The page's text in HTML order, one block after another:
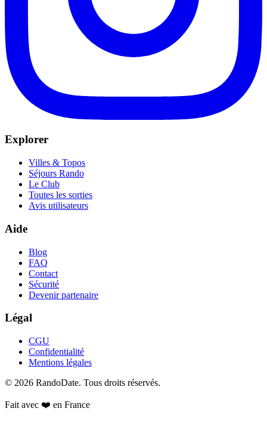
Explorer
Villes & Topos
Séjours Rando
Le Club
Toutes les sorties
Avis utilisateurs
Aide
Blog
FAQ
Contact
Sécurité
Devenir partenaire
Légal
CGU
Confidentialité
Mentions légales
© 2026 RandoDate. Tous droits réservés.
Fait avec ❤️ en France